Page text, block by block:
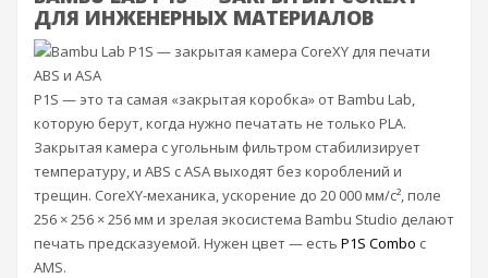
ДЛЯ ИНЖЕНЕРНЫХ МАТЕРИАЛОВ
P1S — это та самая «закрытая коробка» от Bambu Lab,
которую берут, когда нужно печатать не только PLA.
Закрытая камера с угольным фильтром стабилизирует
температуру, и ABS с ASA выходят без короблений и
трещин. CoreXY-механика, ускорение до 20 000 мм/с², поле
256 × 256 × 256 мм и зрелая экосистема Bambu Studio делают
печать предсказуемой. Нужен цвет — есть P1S Combo с
AMS.